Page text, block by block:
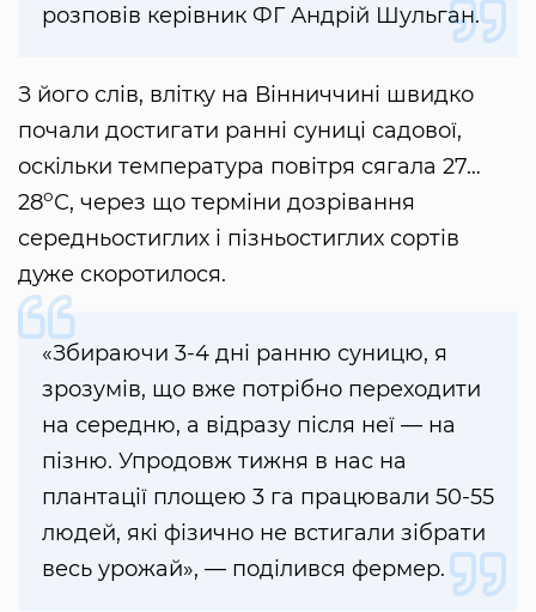
розповів керівник ФГ Андрій Шульган.
З його слів, влітку на Вінниччині швидко
почали достигати ранні суниці садової,
оскільки температура повітря сягала 27…
28оС, через що терміни дозрівання
середньостиглих і пізньостиглих сортів
дуже скоротилося.
«Збираючи 3-4 дні ранню суницю, я
зрозумів, що вже потрібно переходити
на середню, а відразу після неї — на
пізню. Упродовж тижня в нас на
плантації площею 3 га працювали 50-55
людей, які фізично не встигали зібрати
весь урожай», — поділився фермер.